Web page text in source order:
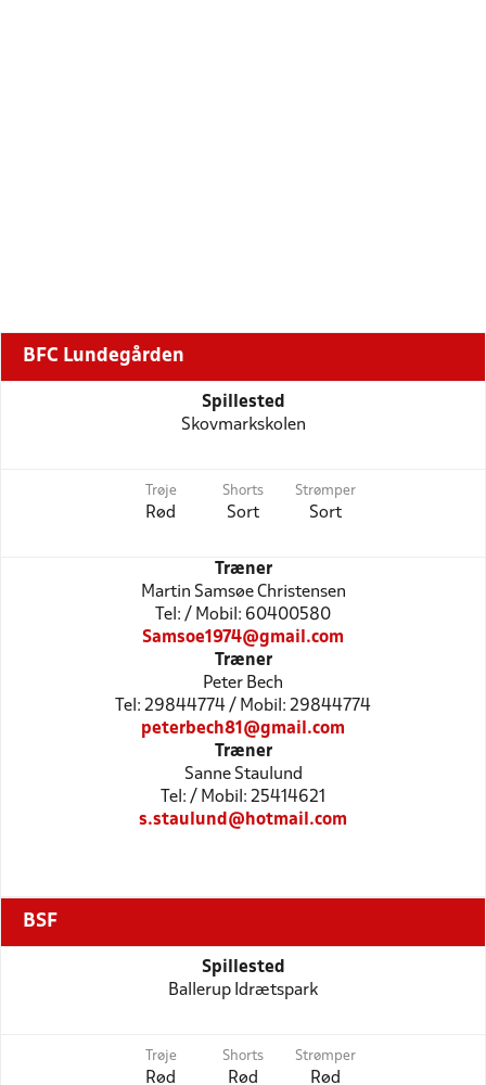
BFC Lundegården
Spillested
Skovmarkskolen
Trøje
Rød
Shorts
Sort
Strømper
Sort
Træner
Martin Samsøe Christensen
Tel: / Mobil: 60400580
Samsoe1974@gmail.com
Træner
Peter Bech
Tel: 29844774 / Mobil: 29844774
peterbech81@gmail.com
Træner
Sanne Staulund
Tel: / Mobil: 25414621
s.staulund@hotmail.com
BSF
Spillested
Ballerup Idrætspark
Trøje
Rød
Shorts
Rød
Strømper
Rød